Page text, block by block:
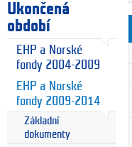
Ukončená
období
EHP a Norské
fondy 2004-2009
EHP a Norské
fondy 2009-2014
Základní
dokumenty